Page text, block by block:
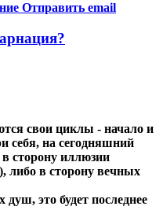
Отправить email
свои циклы - начало и
себя, на сегодняшний
сторону иллюзии
либо в сторону вечных
это будет последнее